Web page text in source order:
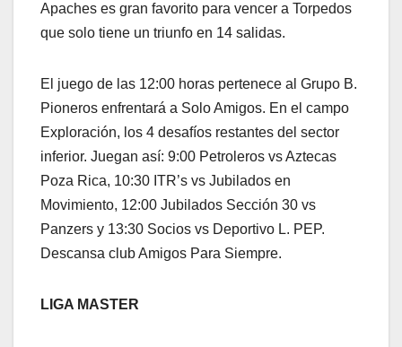
Apaches es gran favorito para vencer a Torpedos
que solo tiene un triunfo en 14 salidas.
El juego de las 12:00 horas pertenece al Grupo B.
Pioneros enfrentará a Solo Amigos. En el campo
Exploración, los 4 desafíos restantes del sector
inferior. Juegan así: 9:00 Petroleros vs Aztecas
Poza Rica, 10:30 ITR’s vs Jubilados en
Movimiento, 12:00 Jubilados Sección 30 vs
Panzers y 13:30 Socios vs Deportivo L. PEP.
Descansa club Amigos Para Siempre.
LIGA MASTER